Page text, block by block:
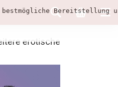
bestmögliche
erotische